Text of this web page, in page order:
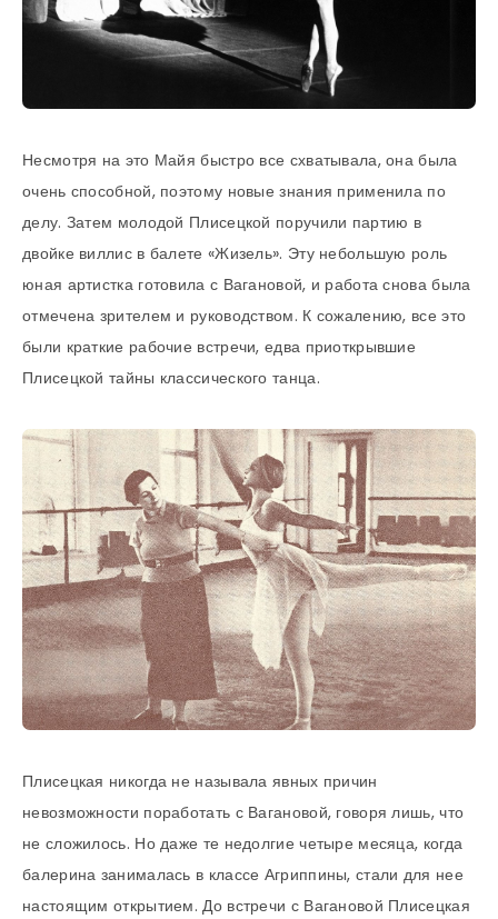
Несмотря на это Майя быстро все схватывала, она была
очень способной, поэтому новые знания применила по
делу. Затем молодой Плисецкой поручили партию в
двойке виллис в балете «Жизель». Эту небольшую роль
юная артистка готовила с Вагановой, и работа снова была
отмечена зрителем и руководством. К сожалению, все это
были краткие рабочие встречи, едва приоткрывшие
Плисецкой тайны классического танца.
Плисецкая никогда не называла явных причин
невозможности поработать с Вагановой, говоря лишь, что
не сложилось. Но даже те недолгие четыре месяца, когда
балерина занималась в классе Агриппины, стали для нее
настоящим открытием. До встречи с Вагановой Плисецкая